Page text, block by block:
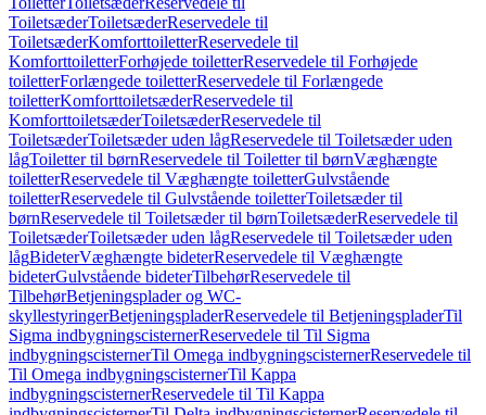
ToiletsæderToiletsæderReservedele til
ToiletsæderKomforttoiletterReservedele til
KomforttoiletterForhøjede toiletterReservedele til Forhøjede
toiletterForlængede toiletterReservedele til Forlængede
toiletterKomforttoiletsæderReservedele til
KomforttoiletsæderToiletsæderReservedele til
ToiletsæderToiletsæder uden lågReservedele til Toiletsæder uden
lågToiletter til børnReservedele til Toiletter til børnVæghængte
toiletterReservedele til Væghængte toiletterGulvstående
toiletterReservedele til Gulvstående toiletterToiletsæder til
børnReservedele til Toiletsæder til børnToiletsæderReservedele til
ToiletsæderToiletsæder uden lågReservedele til Toiletsæder uden
lågBideterVæghængte bideterReservedele til Væghængte
bideterGulvstående bideterTilbehørReservedele til
TilbehørBetjeningsplader og WC-
skyllestyringerBetjeningspladerReservedele til BetjeningspladerTil
Sigma indbygningscisternerReservedele til Til Sigma
indbygningscisternerTil Omega indbygningscisternerReservedele til
Til Omega indbygningscisternerTil Kappa
indbygningscisternerReservedele til Til Kappa